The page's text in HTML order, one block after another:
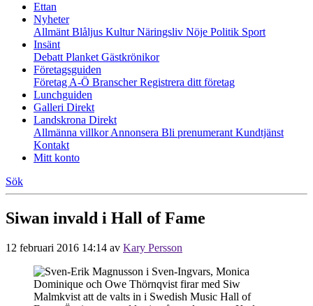
Ettan
Nyheter
Allmänt Blåljus KulturNäringsliv Nöje Politik Sport
Insänt
Debatt Planket Gästkrönikor
Företagsguiden
Företag A-Ö BranscherRegistrera ditt företag
Lunchguiden
Galleri Direkt
Landskrona Direkt
Allmänna villkorAnnonsera Bli prenumerant Kundtjänst
Kontakt
Mitt konto
Sök
Siwan invald i Hall of Fame
12 februari 2016 14:14 av Kary Persson